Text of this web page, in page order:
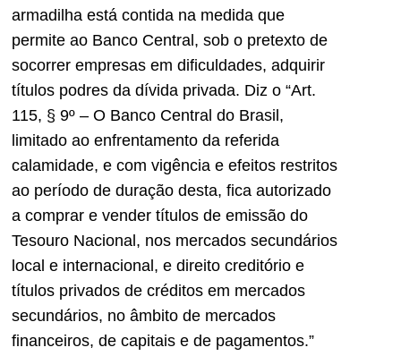
armadilha está contida na medida que
permite ao Banco Central, sob o pretexto de
socorrer empresas em dificuldades, adquirir
títulos podres da dívida privada. Diz o “Art.
115, § 9º – O Banco Central do Brasil,
limitado ao enfrentamento da referida
calamidade, e com vigência e efeitos restritos
ao período de duração desta, fica autorizado
a comprar e vender títulos de emissão do
Tesouro Nacional, nos mercados secundários
local e internacional, e direito creditório e
títulos privados de créditos em mercados
secundários, no âmbito de mercados
financeiros, de capitais e de pagamentos.”